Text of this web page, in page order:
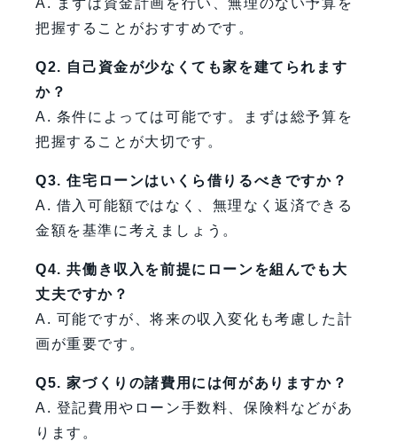
把握することがおすすめです。
Q2. 自己資金が少なくても家を建てられます
か？
A. 条件によっては可能です。まずは総予算を
把握することが大切です。
Q3. 住宅ローンはいくら借りるべきですか？
A. 借入可能額ではなく、無理なく返済できる
金額を基準に考えましょう。
Q4. 共働き収入を前提にローンを組んでも大
丈夫ですか？
A. 可能ですが、将来の収入変化も考慮した計
画が重要です。
Q5. 家づくりの諸費用には何がありますか？
A. 登記費用やローン手数料、保険料などがあ
ります。